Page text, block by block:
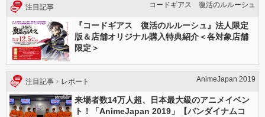
注目記事 コードギアス 復活のルルーシュ
『コードギアス 復活のルルーシュ』法人限定
版＆店舗オリジナル購入特典紹介＜各対象店舗
限定＞
注目記事 レポート AnimeJapan 2019
来場者数14万人超、日本最大級のアニメイベン
ト！「AnimeJapan 2019」【バンダイナムコ